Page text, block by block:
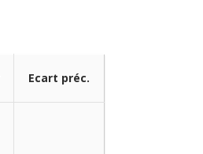
Ecart préc.